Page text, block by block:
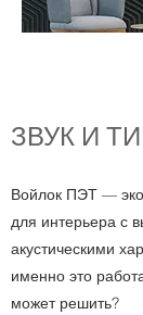
ЗВУК И
Войлок ПЭТ —
для интерьера с
акустическими
именно это
может решить?